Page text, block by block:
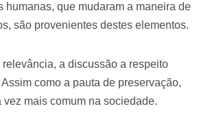
humanas, que mudaram a maneira de
são provenientes destes elementos.
relevância, a discussão a respeito
como a pauta de preservação,
vez mais comum na sociedade.